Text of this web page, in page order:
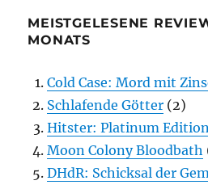
MEISTGELESENE
MONATS
Cold Case: Mord mit
Schlafende Götter (2)
Hitster: Platinum
Moon Colony Bloodbath
DHdR: Schicksal der